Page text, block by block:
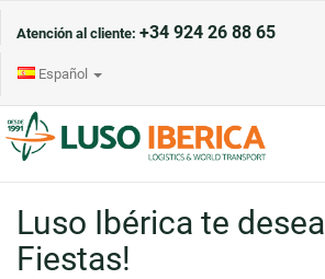
Atención al cliente: +34 924 26 88 65
Español
Luso Ibérica te
Fiestas!